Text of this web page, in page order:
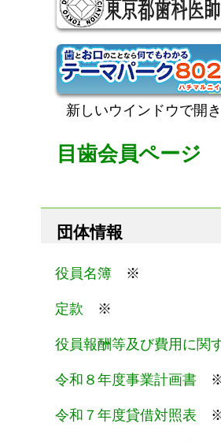
新しいウインドウで開き
目歯会員ページ
団体情報
役員名簿 ※
定款 ※
役員報酬等及び費用に関
令和８年度事業計画書
令和７年度貸借対照表